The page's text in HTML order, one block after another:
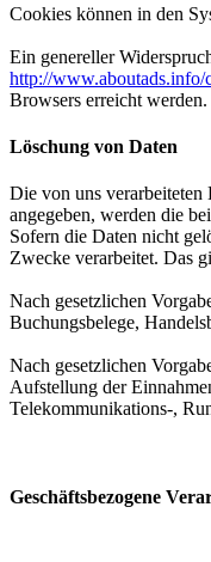
Cookies können in den
Ein genereller
http://www.aboutads.info/
Browsers erreicht
Löschung von Daten
Die von uns
angegeben, werden die
Sofern die Daten nicht
Zwecke verarbeitet. Das
Nach gesetzlichen
Buchungsbelege,
Nach gesetzlichen
Aufstellung der
Telekommunikations-,
Geschäftsbezogene